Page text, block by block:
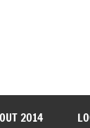
2014